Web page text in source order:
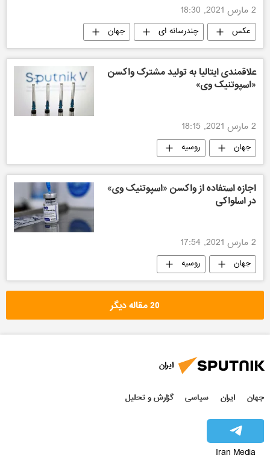
2 مارس 2021, 18:30
عکس چندرسانه ای جهان
علاقمندی ایتالیا به تولید مشترک واکسن
«اسپوتنیک وی»
2 مارس 2021, 18:15
جهان روسیه
اجازه استفاده از واکسن «اسپوتنیک وی»
در اسلواکی
2 مارس 2021, 17:54
جهان روسیه
20 مقاله دیگر
ایران
جهان ایران سیاسی گزارش و تحلیل
Iran Media